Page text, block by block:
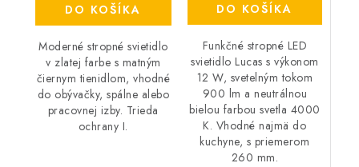
DO KOŠÍKA
Moderné stropné svietidlo
v zlatej farbe s matným
čiernym tienidlom, vhodné
do obývačky, spálne alebo
pracovnej izby. Trieda
ochrany I.
DO KOŠÍKA
Funkčné stropné LED
svietidlo Lucas s výkonom
12 W, svetelným tokom
900 lm a neutrálnou
bielou farbou svetla 4000
K. Vhodné najmä do
kuchyne, s priemerom
260 mm.